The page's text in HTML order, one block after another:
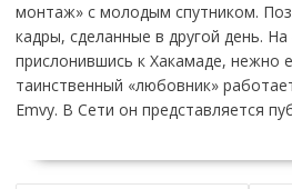
монтаж» с молодым спутником.
кадры, сделанные в другой день.
прислонившись к Хакамаде, нежно
таинственный «любовник»
Emvy. В Сети он представляется